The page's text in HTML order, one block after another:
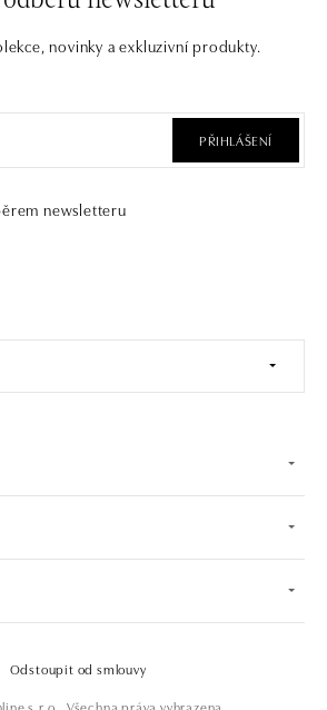
novinky a exkluzivní produkty.
PŘIHLÁŠENÍ
newsletteru
s.r.o.. Všechna práva vyhrazena.
Odstoupit od smlouvy